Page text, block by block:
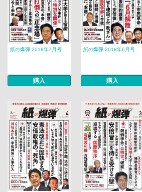
紙の爆弾 2018年7月号
購入
紙の爆弾 2018年6月号
購入